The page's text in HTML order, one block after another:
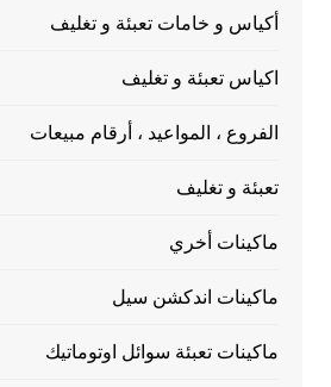
أكياس و خامات تعبئة و تغليف
اكياس تعبئة و تغليف
الفروع ، المواعيد ، أرقام مبيعات
تعبئة و تغليف
ماكينات أخري
ماكينات اندكشن سيل
ماكينات تعبئة سوائل اوتوماتيك